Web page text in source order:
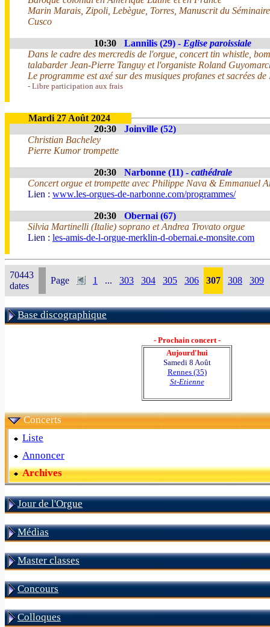
Marin Marais, Zipoli, Lebègue, Torres, Manuscrit du
Cusco
10:30 Lannilis (29) - Eglise paroissiale
Dans le cadre des mercredis de l'orgue, concert tin whistle,
talabarder Jean-Pierre Tanguy et l'organiste Roland
Le programme est axé sur des musiques profanes et sacrées
- Libre participation aux frais
Mardi 27 Août 2024
20:30
Joinville (52)
Christian Bacheley
Pierre Kumor trompette
20:30 Narbonne (11) - cathédrale
Concert orgue et trompette avec Philippe Nava & Emmanuel
Lien : www.les-orgues-de-narbonne.com/programmes/
20:30
Obernai (67)
Silvia Martinelli (Italie) soprano et Andrea Trovato orgue
Lien : les-amis-de-l-orgue-merklin-d-obernai.e-monsite.com
70443
dates
Page 1 ... 303 304 305 306 307 308 309
Base discographique
- Prochain concert -
Aujourd'hui
Samedi 8 Août
Rennes (35)
St-Etienne
Concerts
Liste
Annoncer
Archives
Jour de l'Orgue
Médias
Master classes
Concours
Colloques